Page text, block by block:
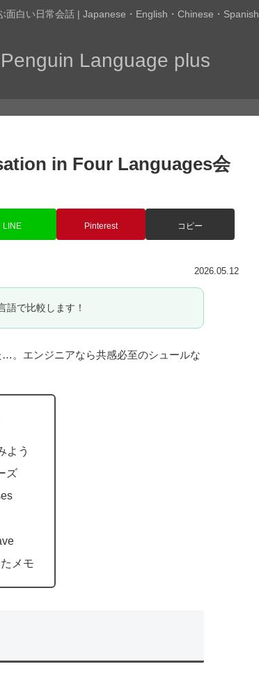
面白い日常会話 | Japanese・English・Chinese・Spanish
Penguin Language plus
in Four Languages会
LINE Pinterest コピー
2026.05.12
で比較します！
。エンジニアなら共感必至のシュールな
よう
ズ
メモ